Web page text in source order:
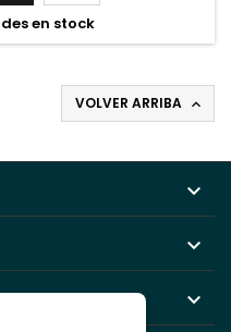
en stock
VOLVER ARRIBA 


